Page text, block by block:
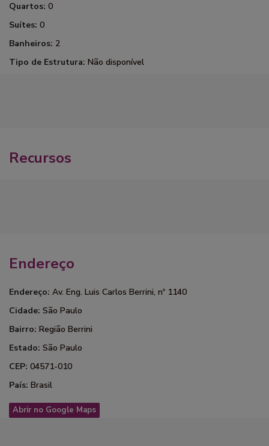
Quartos: 0
Suítes: 0
Banheiros: 2
Tipo de Estrutura: Não disponível
Recursos
Endereço
Endereço: Av. Eng. Luis Carlos Berrini, nº 1140
Cidade: São Paulo
Bairro: Região Berrini
Estado: São Paulo
CEP: 04571-010
País: Brasil
Abrir no Google Maps